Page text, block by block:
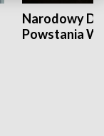
Narodowy
Powstania